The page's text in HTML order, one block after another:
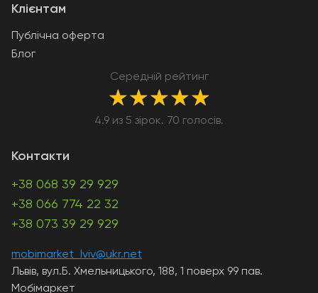
Контакти
+38 068 39 29 929
+38 066 774 22 32
+38 073 39 29 929
mobimarket_lviv@ukr.net
Львів, вул.Б. Хмельницького, 188, 1 поверх 99 пав.
Мобімаркет
Клієнтам
Публічна оферта
Блог
Середній рейтинг
★★★★★
4.9 из 5 зірок. 70 голосів.